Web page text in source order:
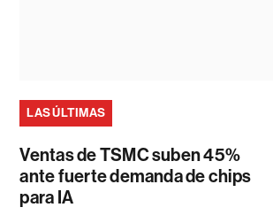
LAS ÚLTIMAS
Ventas de TSMC suben 45%
ante fuerte demanda de chips
para IA